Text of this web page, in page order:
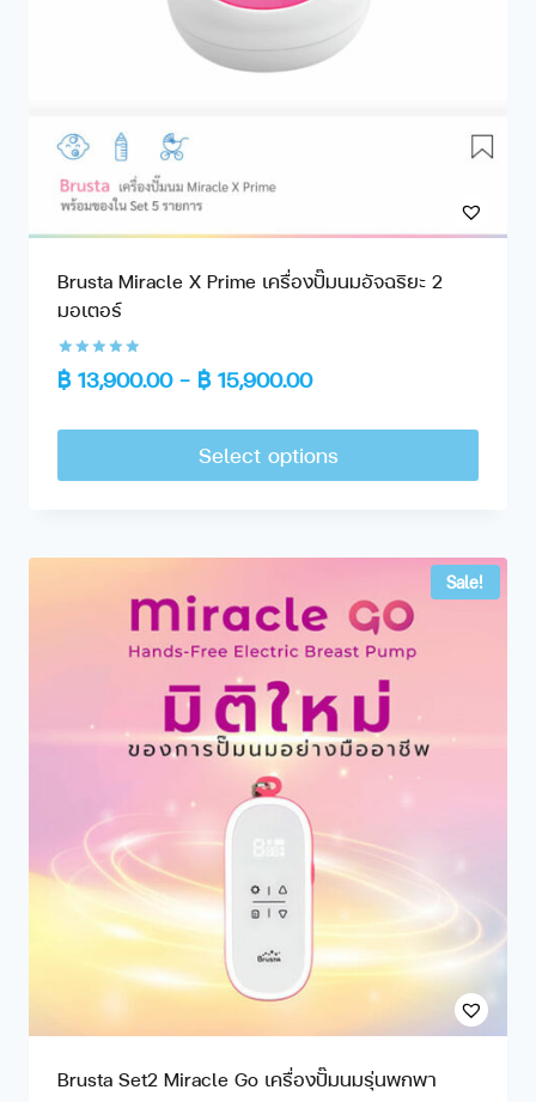
Brusta Miracle X Prime เครื่องปั๊มนมอัจฉริยะ 2
มอเตอร์
Rated
5.00
฿ 13,900.00 – ฿ 15,900.00
Select options
Sale!
Brusta Set2 Miracle Go เครื่องปั๊มนมรุ่นพกพา